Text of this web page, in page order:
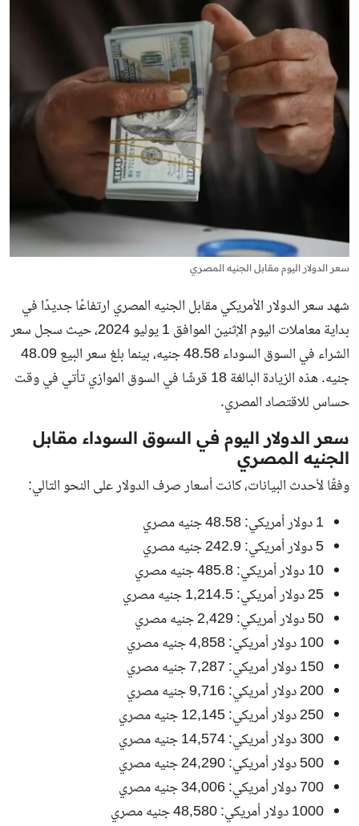
سعر الدولار اليوم مقابل الجنيه المصري
شهدسعر الدولار الأمريكي مقابل الجنيه المصري ارتفاعًا جديدًا في
بداية معاملات اليوم الإثنين الموافق 1 يوليو 2024، حيث سجل سعر
الشراء في السوق السوداء 48.58 جنيه، بينما بلغ سعر البيع 48.09
جنيه. هذه الزيادة البالغة 18 قرشًا في السوق الموازي تأتي في وقت
حساس للاقتصاد المصري.
سعر الدولار اليوم في السوق السوداء مقابل
الجنيه المصري
وفقًا لأحدث البيانات، كانت أسعار صرف الدولار على النحو التالي:
1 دولار أمريكي: 48.58 جنيه مصري
5 دولار أمريكي: 242.9 جنيه مصري
10 دولار أمريكي: 485.8 جنيه مصري
25 دولار أمريكي: 1,214.5 جنيه مصري
50 دولار أمريكي: 2,429 جنيه مصري
100 دولار أمريكي: 4,858 جنيه مصري
150 دولار أمريكي: 7,287 جنيه مصري
200 دولار أمريكي: 9,716 جنيه مصري
250 دولار أمريكي: 12,145 جنيه مصري
300 دولار أمريكي: 14,574 جنيه مصري
500 دولار أمريكي: 24,290 جنيه مصري
700 دولار أمريكي: 34,006 جنيه مصري
1000 دولار أمريكي: 48,580 جنيه مصري